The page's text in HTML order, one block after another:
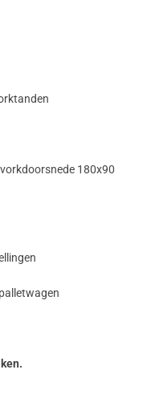
180x90